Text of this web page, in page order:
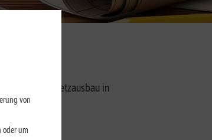
Regel der Netzausbau in
von
oder um